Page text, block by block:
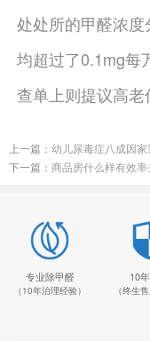
处处所的甲醛浓
均超过了0.1mg每
查单上则提议高老
上一篇： 幼儿尿毒症八成因
下一篇： 商品房什么样有效
专业除甲醛
（10年治理经验）
10
（终生